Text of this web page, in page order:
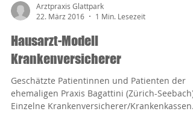
Arztpraxis Glattpark
22. März 2016
1 Min. Lesezeit
Hausarzt-Modell
Krankenversicherer
Geschätzte Patientinnen und Patienten der
ehemaligen Praxis Bagattini (Zürich-Seebach).
Einzelne Krankenversicherer/Krankenkassen